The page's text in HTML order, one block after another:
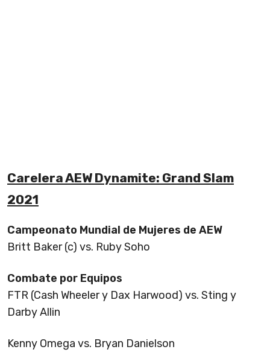
Carelera AEW Dynamite: Grand Slam
2021
Campeonato Mundial de Mujeres de AEW
Britt Baker (c) vs. Ruby Soho
Combate por Equipos
FTR (Cash Wheeler y Dax Harwood) vs. Sting y
Darby Allin
Kenny Omega vs. Bryan Danielson